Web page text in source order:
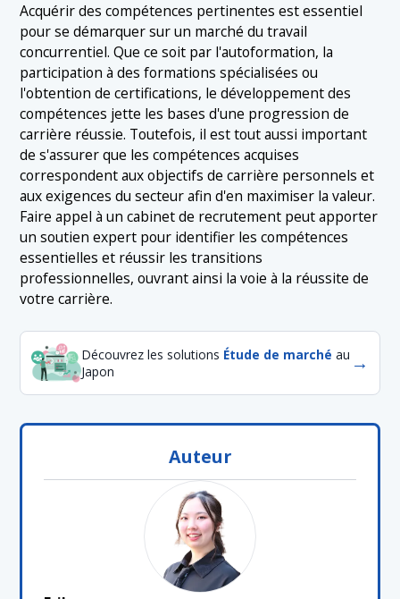
Acquérir des compétences pertinentes est essentiel
pour se démarquer sur un marché du travail
concurrentiel. Que ce soit par l'autoformation, la
participation à des formations spécialisées ou
l'obtention de certifications, le développement des
compétences jette les bases d'une progression de
carrière réussie. Toutefois, il est tout aussi important
de s'assurer que les compétences acquises
correspondent aux objectifs de carrière personnels et
aux exigences du secteur afin d'en maximiser la valeur.
Faire appel à un cabinet de recrutement peut apporter
un soutien expert pour identifier les compétences
essentielles et réussir les transitions
professionnelles, ouvrant ainsi la voie à la réussite de
votre carrière.
Découvrez les solutions Étude de marché au
Japon
→
Auteur